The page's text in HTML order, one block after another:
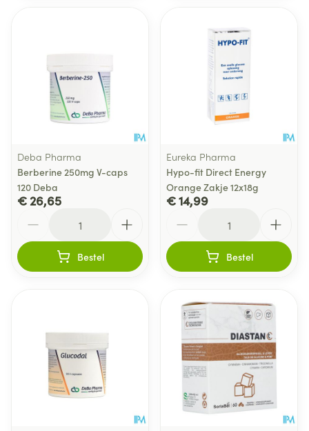
Deba Pharma
Berberine 250mg V-caps
120 Deba
€ 26,65
Bestel
Eureka Pharma
Hypo-fit Direct Energy
Orange Zakje 12x18g
€ 14,99
Bestel